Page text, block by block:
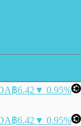
฿6.42 ▼ 0.95%
฿6.42 ▼ 0.95%